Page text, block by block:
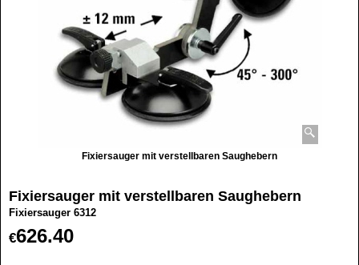
Fixiersauger mit verstellbaren Saughebern
Fixiersauger mit verstellbaren Saughebern
Fixiersauger 6312
€626.40